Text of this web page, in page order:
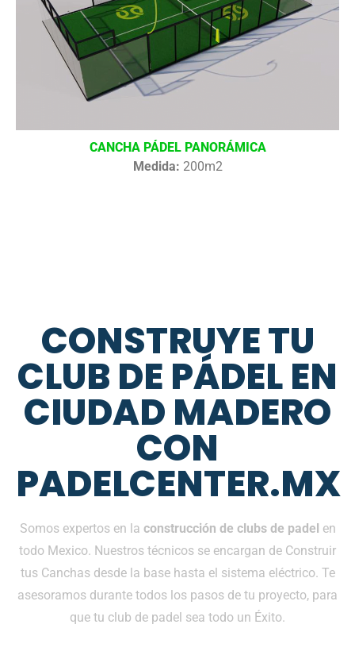
CANCHA PÁDEL PANORÁMICA
Medida: 200m2
CONSTRUYE TU
CLUB DE PÁDEL EN
CIUDAD MADERO
CON
PADELCENTER.MX
Somos expertos en la construcción de clubs de padel en
todo Mexico. Nuestros técnicos se encargan de Construir
tus Canchas desde la base hasta el sistema eléctrico. Te
asesoramos durante todos los pasos de tu proyecto, para
que tu club de padel sea todo un Éxito.